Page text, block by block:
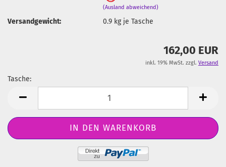
(Ausland abweichend)
Versandgewicht: 0.9 kg je Tasche
162,00 EUR
inkl. 19% MwSt. zzgl. Versand
Tasche: